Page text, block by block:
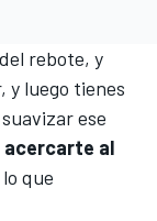
rebote, y
y luego tienes
ese
acercarte al
que